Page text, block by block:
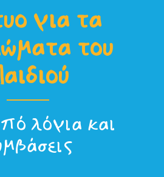
για τα
του
λόγια και